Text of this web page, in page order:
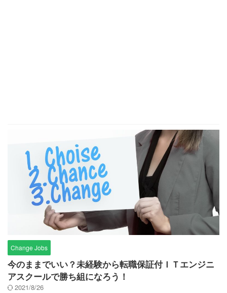
Change Jobs
今のままでいい？未経験から転職保証付ＩＴエンジニ
アスクールで勝ち組になろう！
2021/8/26